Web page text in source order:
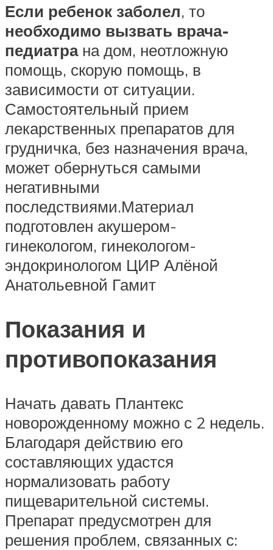
Если ребенок заболел, то
необходимо вызвать врача-
педиатра на дом, неотложную
помощь, скорую помощь, в
зависимости от ситуации.
Самостоятельный прием
лекарственных препаратов для
грудничка, без назначения врача,
может обернуться самыми
негативными
последствиями.Материал
подготовлен акушером-
гинекологом, гинекологом-
эндокринологом ЦИР Алёной
Анатольевной Гамит
Показания и
противопоказания
Начать давать Плантекс
новорожденному можно с 2 недель.
Благодаря действию его
составляющих удастся
нормализовать работу
пищеварительной системы.
Препарат предусмотрен для
решения проблем, связанных с: